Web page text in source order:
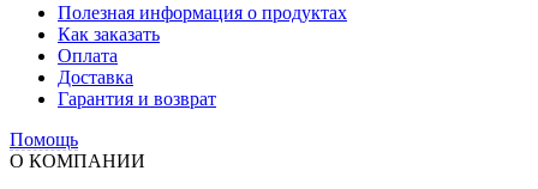
Полезная информация о продуктах
Как заказать
Оплата
Доставка
Гарантия и возврат
Помощь
О КОМПАНИИ